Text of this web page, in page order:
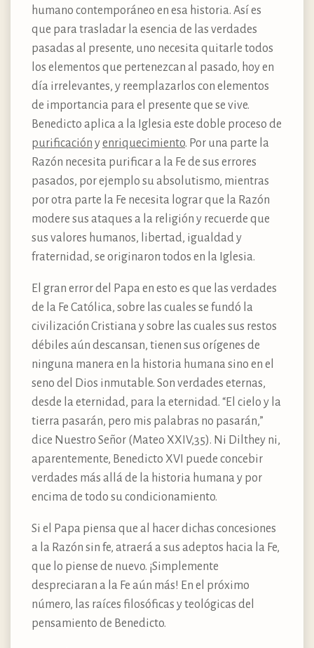
humano contemporáneo en esa historia. Así es
que para trasladar la esencia de las verdades
pasadas al presente, uno necesita quitarle todos
los elementos que pertenezcan al pasado, hoy en
día irrelevantes, y reemplazarlos con elementos
de importancia para el presente que se vive.
Benedicto aplica a la Iglesia este doble proceso de
purificación yenriquecimiento. Por una parte la
Razón necesita purificar a la Fe de sus errores
pasados, por ejemplo su absolutismo, mientras
por otra parte la Fe necesita lograr que la Razón
modere sus ataques a la religión y recuerde que
sus valores humanos, libertad, igualdad y
fraternidad, se originaron todos en la Iglesia.
El gran error del Papa en esto es que las verdades
de la Fe Católica, sobre las cuales se fundó la
civilización Cristiana y sobre las cuales sus restos
débiles aún descansan, tienen sus orígenes de
ninguna manera en la historia humana sino en el
seno del Dios inmutable. Son verdades eternas,
desde la eternidad, para la eternidad. “El cielo y la
tierra pasarán, pero mis palabras no pasarán,”
dice Nuestro Señor (Mateo XXIV,35). Ni Dilthey ni,
aparentemente, Benedicto XVI puede concebir
verdades más allá de la historia humana y por
encima de todo su condicionamiento.
Si el Papa piensa que al hacer dichas concesiones
a la Razón sin fe, atraerá a sus adeptos hacia la Fe,
que lo piense de nuevo. ¡Simplemente
despreciaran a la Fe aún más! En el próximo
número, las raíces filosóficas y teológicas del
pensamiento de Benedicto.